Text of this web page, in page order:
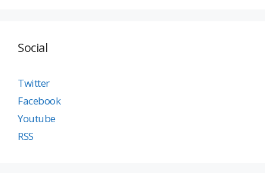
Social
Twitter
Facebook
Youtube
RSS